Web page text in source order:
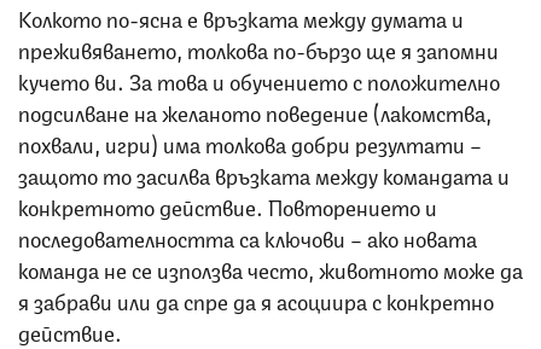
Колкото по-ясна е връзката между думата и
преживяването, толкова по-бързо ще я запомни
кучето ви. За това и обучението с положително
подсилване на желаното поведение (лакомства,
похвали, игри) има толкова добри резултати –
защото то засилва връзката между командата и
конкретното действие. Повторението и
последователността са ключови – ако новата
команда не се използва често, животното може да
я забрави или да спре да я асоциира с конкретно
действие.